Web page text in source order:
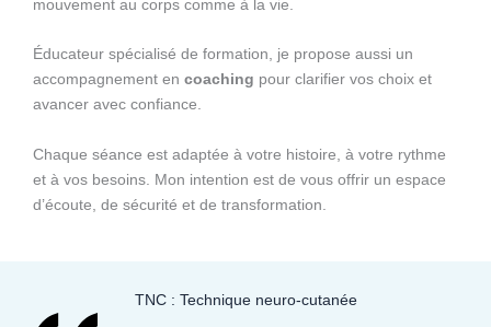
mouvement au corps comme à la vie.
Éducateur spécialisé de formation, je propose aussi un
accompagnement en coaching pour clarifier vos choix et
avancer avec confiance.
Chaque séance est adaptée à votre histoire, à votre rythme
et à vos besoins. Mon intention est de vous offrir un espace
d’écoute, de sécurité et de transformation.
TNC : Technique neuro-cutanée